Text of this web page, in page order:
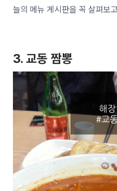
늘의 메뉴 게시판을 꼭 살펴보
3. 교동 짬뽕